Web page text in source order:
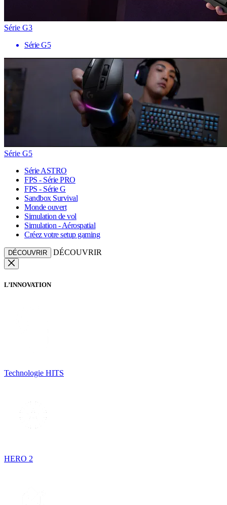
Série G3
Série G5
Série G5
Série ASTRO
FPS - Série PRO
FPS - Série G
Sandbox Survival
Monde ouvert
Simulation de vol
Simulation - Aérospatial
Créez votre setup gaming
DÉCOUVRIR DÉCOUVRIR
L’INNOVATION
Technologie HITS
HERO 2